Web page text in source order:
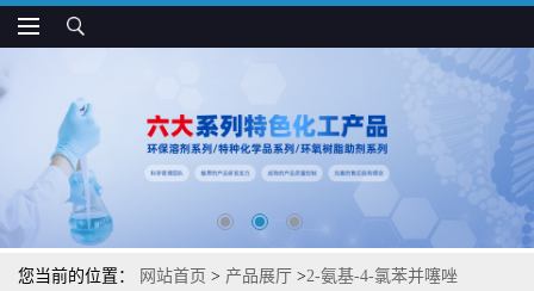
您当前的位置： 网站首页 > 产品展厅 >2-氨基-4-氯苯并噻唑